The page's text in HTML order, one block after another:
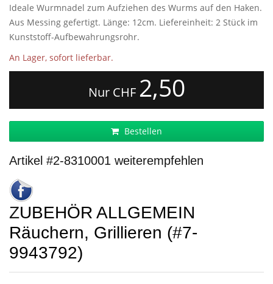
Ideale Wurmnadel zum Aufziehen des Wurms auf den Haken.
Aus Messing gefertigt. Länge: 12cm. Liefereinheit: 2 Stück im
Kunststoff-Aufbewahrungsrohr.
An Lager, sofort lieferbar.
Nur CHF 2,50
Bestellen
Artikel #2-8310001 weiterempfehlen
ZUBEHÖR ALLGEMEIN
Räuchern, Grillieren (#7-
9943792)